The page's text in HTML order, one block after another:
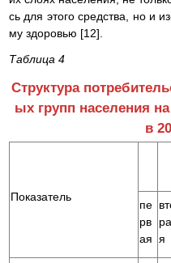
сь для этого средства, но и
му здоровью [12].
Таблица 4
Структура
ых групп населения
в
Показатель
пе
рв
ая
ра
я